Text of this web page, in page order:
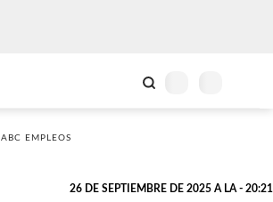
ABC EMPLEOS
26 DE SEPTIEMBRE DE 2025 A LA - 20:21